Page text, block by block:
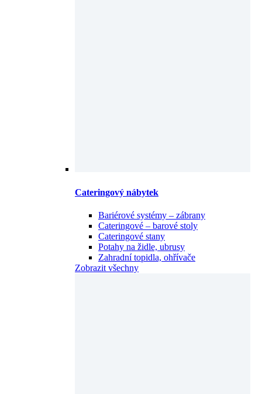
Cateringový nábytek
Bariérové systémy – zábrany
Cateringové – barové stoly
Cateringové stany
Potahy na židle, ubrusy
Zahradní topidla, ohřívače
Zobrazit všechny